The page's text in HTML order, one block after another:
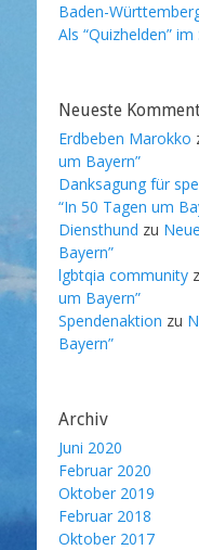
Baden-
Als “Quizhelden”
Neueste
Erdbeben Marokko
um Bayern”
Danksagung für
“In 50 Tagen um
Diensthund zu
Bayern”
lgbtqia community
um Bayern”
Spendenaktion zu
Bayern”
Archiv
Juni 2020
Februar 2020
Oktober 2019
Februar 2018
Oktober 2017